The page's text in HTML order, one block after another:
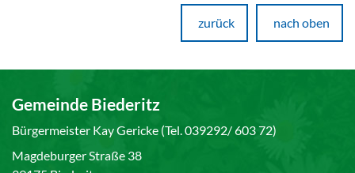
zurück nach oben
Gemeinde Biederitz
Bürgermeister Kay Gericke (Tel. 039292/ 603 72)
Magdeburger Straße 38